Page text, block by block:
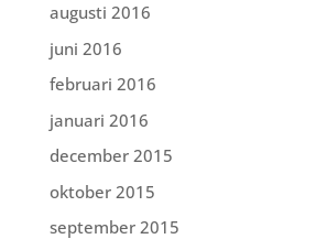
augusti 2016
juni 2016
februari 2016
januari 2016
december 2015
oktober 2015
september 2015